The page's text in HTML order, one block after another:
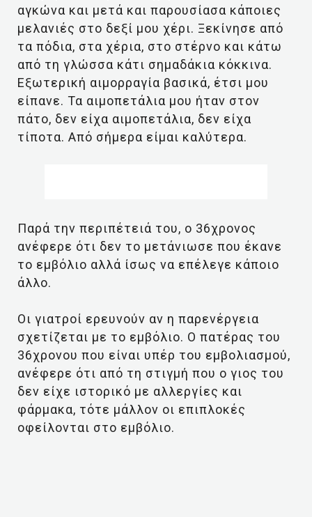
αγκώνα και μετά και παρουσίασα κάποιες
μελανιές στο δεξί μου χέρι. Ξεκίνησε από
τα πόδια, στα χέρια, στο στέρνο και κάτω
από τη γλώσσα κάτι σημαδάκια κόκκινα.
Εξωτερική αιμορραγία βασικά, έτσι μου
είπανε. Τα αιμοπετάλια μου ήταν στον
πάτο, δεν είχα αιμοπετάλια, δεν είχα
τίποτα. Από σήμερα είμαι καλύτερα.
Παρά την περιπέτειά του, ο 36χρονος
ανέφερε ότι δεν το μετάνιωσε που έκανε
το εμβόλιο αλλά ίσως να επέλεγε κάποιο
άλλο.
Οι γιατροί ερευνούν αν η παρενέργεια
σχετίζεται με το εμβόλιο. Ο πατέρας του
36χρονου που είναι υπέρ του εμβολιασμού,
ανέφερε ότι από τη στιγμή που ο γιος του
δεν είχε ιστορικό με αλλεργίες και
φάρμακα, τότε μάλλον οι επιπλοκές
οφείλονται στο εμβόλιο.